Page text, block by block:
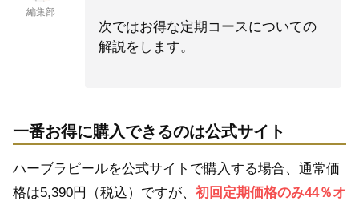
編集部
次ではお得な定期コースについての
解説をします。
一番お得に購入できるのは公式サイト
ハーブラピールを公式サイトで購入する場合、通常価
格は5,390円（税込）ですが、 初回定期価格のみ44％オ